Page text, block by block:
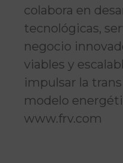
colabora en
tecnológicas,
negocio
viables y
impulsar la
modelo
www.frv.com